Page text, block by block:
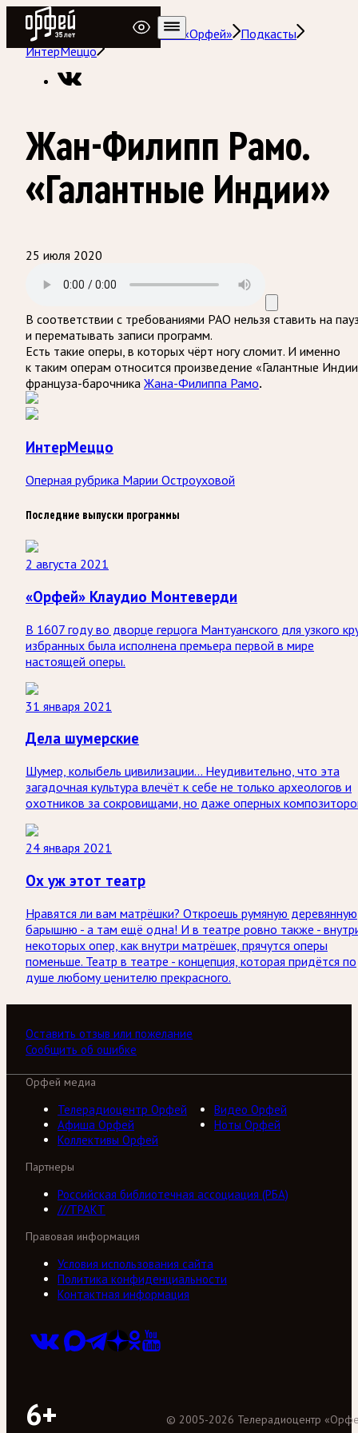
Радио Орфей
Радио классической музыки «Орфей» Подкасты
ИнтерМеццо
Жан-Филипп Рамо.
«Галантные Индии»
25 июля 2020
В соответствии с требованиями РАО нельзя ставить на
и перематывать записи программ.
Есть такие оперы, в которых чёрт ногу сломит. И именно
к таким операм относится произведение «Галантные
француза-барочника Жана-Филиппа Рамо.
ИнтерМеццо
Оперная рубрика Марии Остроуховой
Последние выпуски программы
2 августа 2021
«Орфей» Клаудио Монтеверди
В 1607 году во дворце герцога Мантуанского для узкого
избранных была исполнена премьера первой в мире
настоящей оперы.
31 января 2021
Дела шумерские
Шумер, колыбель цивилизации... Неудивительно, что эта
загадочная культура влечёт к себе не только археологов и
охотников за сокровищами, но даже оперных
24 января 2021
Ох уж этот театр
Нравятся ли вам матрёшки? Откроешь румяную деревянную
барышню - а там ещё одна! И в театре ровно также -
некоторых опер, как внутри матрёшек, прячутся оперы
поменьше. Театр в театре - концепция, которая придётся по
душе любому ценителю прекрасного.
Оставить отзыв или пожелание
Сообщить об ошибке
Орфей медиа
Телерадиоцентр Орфей
Видео Орфей
Афиша Орфей
Ноты Орфей
Коллективы Орфей
Партнеры
Российская библиотечная ассоциация (РБА)
///ТРАКТ
Правовая информация
Условия использования сайта
Политика конфиденциальности
Контактная информация
6+ © 2005-2026 Телерадиоцентр